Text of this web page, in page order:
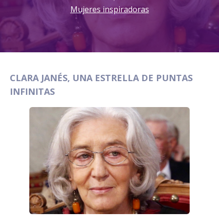
Mujeres inspiradoras
CLARA JANÉS, UNA ESTRELLA DE PUNTAS
INFINITAS